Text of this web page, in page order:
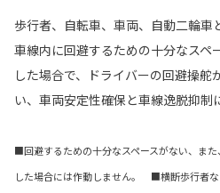
歩行者、自転車、車両、自動二輪車
車線内に回避するための十分なスペ
した場合で、ドライバーの回避操舵
い、車両安定性確保と車線逸脱抑制
■回避するための十分なスペースがない、ま
した場合には作動しません。 ■横断歩行者